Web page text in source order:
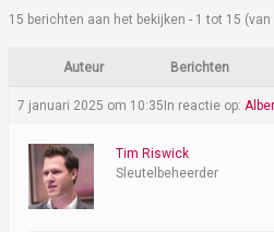
15 berichten aan het bekijken - 1 tot 15
Auteur Berichten
7 januari 2025 om 10:35In reactie op:
Tim Riswick
Sleutelbeheerder